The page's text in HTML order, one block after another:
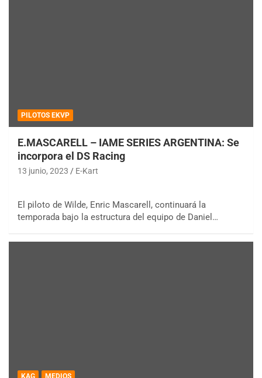
PILOTOS EKVP
E.MASCARELL – IAME SERIES ARGENTINA: Se
incorpora el DS Racing
13 junio, 2023 E-Kart
El piloto de Wilde, Enric Mascarell, continuará la
temporada bajo la estructura del equipo de Daniel…